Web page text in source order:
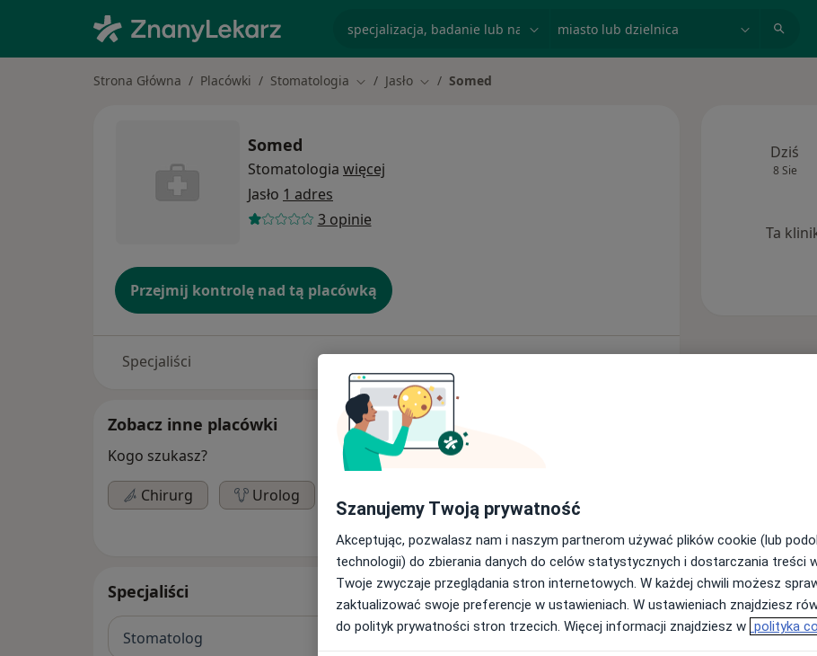
Strona Główna Placówki Stomatologia Zmień miasto
Jasło Zmień miasto
Somed
Somed
Stomatologia więcej
Jasło 1 adres
3 opinie
Przejmij kontrolę nad tą placówką
Specjaliści
Zobacz inne placówki
Kogo szukasz?
Chirurg
Urolog
Szukaj innej specjalizacji
Specjaliści
Stomatolog
Dziś
8 Sie
Ta
Szanujemy Twoją prywatność
Akceptując, pozwalasz nam i naszym partnerom używać plików cookie (lub
technologii) do zbierania danych do celów statystycznych i dostarczania treści
Twoje zwyczaje przeglądania stron internetowych. W każdej chwili możesz
zaktualizować swoje preferencje w ustawieniach. W ustawieniach znajdziesz
do polityk prywatności stron trzecich. Więcej informacji znajdziesz w polityka